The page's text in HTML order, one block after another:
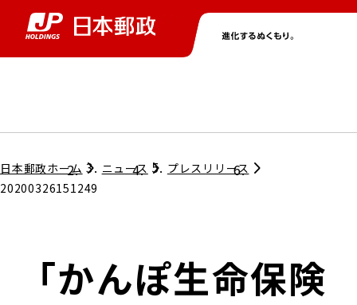
グループ情報トップ
コンプライアンス
株主・投資家情報トップ
個人投資家のみなさまへ
ニューストップ
サステナビリティトップ
担当役員メッセージ
採用情報トップ
日本郵政ホーム ニュース
プレスリリース
20200326151249
「かんぽ生命保険